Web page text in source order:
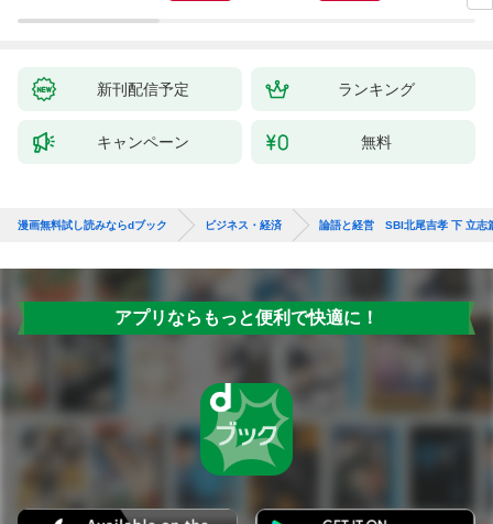
新刊配信予定 ランキング
キャンペーン 無料
漫画無料試し読みならdブック ビジネス・経済 論語と経営 SBI北尾吉孝 下 立志
アプリならもっと便利で快適に！